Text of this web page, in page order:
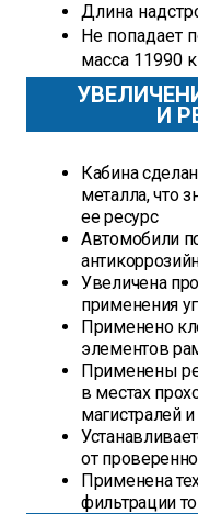
Длина
Не попадает
масса 11990
И
Кабина
металла, что
ее ресурс
Автомобили
Увеличена
применения
Применено
элементов
Применены
в местах
магистралей
от
Применена
фильтрации